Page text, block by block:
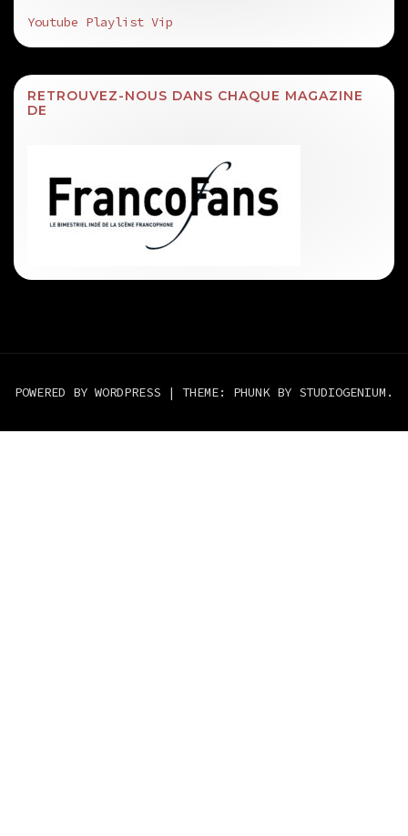
Youtube Playlist Vip
RETROUVEZ-NOUS DANS CHAQUE MAGAZINE
DE
POWERED BY WORDPRESS | THEME: PHUNK BY STUDIOGENIUM .